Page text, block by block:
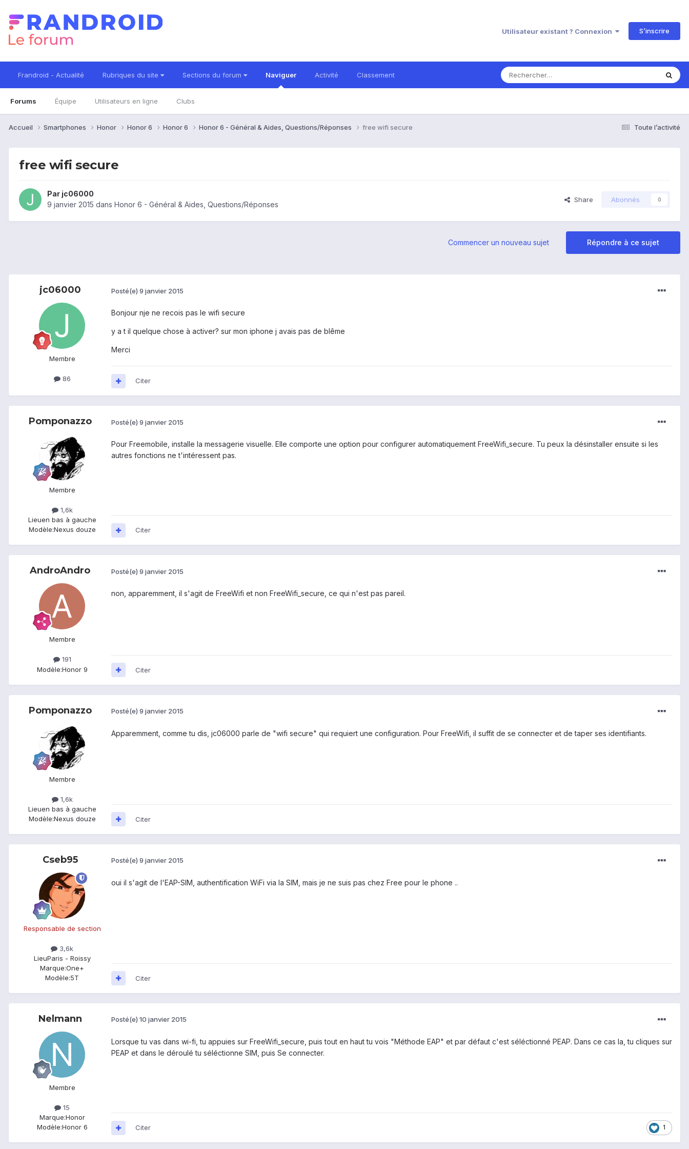
Utilisateur existant ? Connexion S’inscrire
Frandroid - Actualité Rubriques du site Sections du forum Naviguer
Forums Équipe Utilisateurs en ligne Clubs
Activité Classement
Toute l’activité
Accueil Smartphones Honor Honor 6 Honor 6 Honor 6 - Général & Aides, Questions/Réponses free wifi secure
free wifi secure
Par jc06000
9 janvier 2015 dans Honor 6 - Général & Aides, Questions/Réponses
Share Abonnés 0
Répondre à ce sujet
Commencer un nouveau sujet
jc06000
Membre
86
Posté(e) 9 janvier 2015
Bonjour nje ne recois pas le wifi secure
y a t il quelque chose à activer? sur mon iphone j avais pas de blême
Merci
Citer
Pomponazzo
Membre
1,6k
Lieuen bas à gauche
Modèle:Nexus douze
Posté(e) 9 janvier 2015
Pour Freemobile, installe la messagerie visuelle. Elle comporte une option pour configurer automatiquement FreeWifi_secure. Tu peux la désinstaller ensuite si les
autres fonctions ne t'intéressent pas.
Citer
AndroAndro
Membre
191
Modèle:Honor 9
Posté(e) 9 janvier 2015
non, apparemment, il s'agit de FreeWifi et non FreeWifi_secure, ce qui n'est pas pareil.
Citer
Pomponazzo
Membre
1,6k
Lieuen bas à gauche
Modèle:Nexus douze
Posté(e) 9 janvier 2015
Apparemment, comme tu dis, jc06000 parle de "wifi secure" qui requiert une configuration. Pour FreeWifi, il suffit de se connecter et de taper ses identifiants.
Citer
Cseb95
Responsable de section
3,6k
LieuParis - Roissy
Marque:One+
Modèle:5T
Posté(e) 9 janvier 2015
oui il s'agit de l'EAP-SIM, authentification WiFi via la SIM, mais je ne suis pas chez Free pour le phone ..
Citer
Nelmann
Membre
15
Marque:Honor
Modèle:Honor 6
Posté(e) 10 janvier 2015
Lorsque tu vas dans wi-fi, tu appuies sur FreeWifi_secure, puis tout en haut tu vois "Méthode EAP" et par défaut c'est séléctionné PEAP. Dans ce cas la, tu cliques sur
PEAP et dans le déroulé tu séléctionne SIM, puis Se connecter.
1
Citer